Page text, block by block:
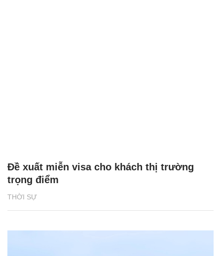
THỜI SỰ
Đề xuất miễn visa cho khách thị trường
trọng điểm